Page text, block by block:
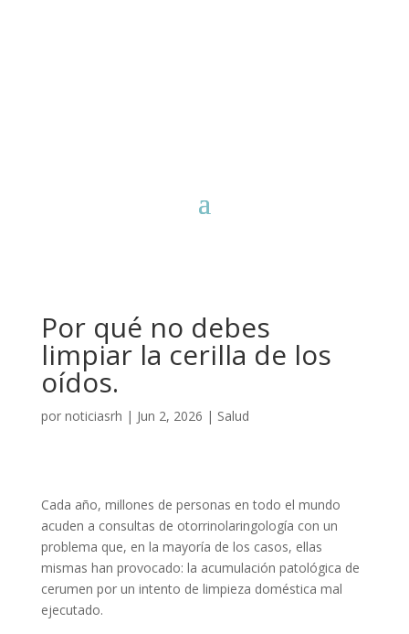
Por qué no debes
limpiar la cerilla de los
oídos.
por noticiasrh | Jun 2, 2026 | Salud
Cada año, millones de personas en todo el mundo
acuden a consultas de otorrinolaringología con un
problema que, en la mayoría de los casos, ellas
mismas han provocado: la acumulación patológica de
cerumen por un intento de limpieza doméstica mal
ejecutado.